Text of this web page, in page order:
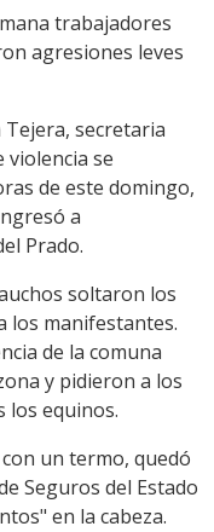
trabajadores
agresiones leves
Tejera, secretaria
violencia se
de este domingo,
a
Prado.
soltaron los
los manifestantes.
de la comuna
y pidieron a los
los equinos.
un termo, quedó
Seguros del Estado
en la cabeza.